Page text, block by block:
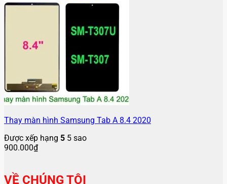
Thay màn hình Samsung Tab A 8.4 2020
Được xếp hạng 5 5 sao
900.000₫
VỀ CHÚNG TÔI